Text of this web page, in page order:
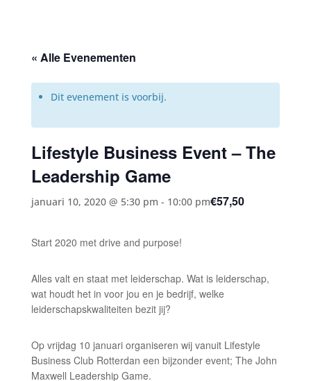
« Alle Evenementen
Dit evenement is voorbij.
Lifestyle Business Event – The
Leadership Game
januari 10, 2020 @ 5:30 pm - 10:00 pm€57,50
Start 2020 met drive and purpose!
Alles valt en staat met leiderschap. Wat is leiderschap,
wat houdt het in voor jou en je bedrijf, welke
leiderschapskwaliteiten bezit jij?
Op vrijdag 10 januari organiseren wij vanuit Lifestyle
Business Club Rotterdan een bijzonder event; The John
Maxwell Leadership Game.